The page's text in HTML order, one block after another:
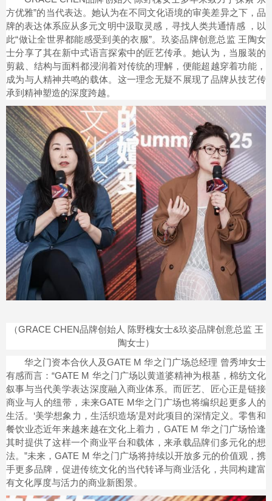
方优雅”的当代表达。她认为在不同⽂化语境的审美差异之下，品
牌的表达体系应从多元文明中汲取灵感，寻找⼈类共通情感 ，以
此“做让全世界都能感受到美的⾐服”。玖姿品牌创意总监 王陶女
士分享了其在新中式语言探索中的匠艺传承。她认为，当服装的
剪裁、结构与面料都浸润着对传统的理解，便能超越穿着功能，
成为与人精神共鸣的载体。这一理念无疑不展现了品牌从技艺传
承到精神塑造的深度跨越。
（GRACE CHEN品牌创始人 陈野槐女士&玖姿品牌创意总监 王
陶女士）
华之门资本合伙人及GATE M 华之门广场总经理 曾秀坤女士
有感而言：“GATE M 华之门广场以黄道婆精神为根基，棉纺文化
叙事与当代美学表达深度融入商业体系。而匠艺、匠心正是链接
商业与人的纽带，未来GATE M华之门广场也将编织起更多人的
生活。‘美学想象力，生活织造场’是对此项目的深情定义。零售和
餐饮业态近年来越来越在文化上着力，GATE M 华之门广场恰逢
其时提供了这样一个商业平台和载体，来承载品牌们多元化的想
法。”未来，GATE M 华之门广场将持续以开放多元的价值观，携
手更多品牌，促进传统文化的当代转译与商业活化，共同构建富
有文化厚度与活力的商业新图景。